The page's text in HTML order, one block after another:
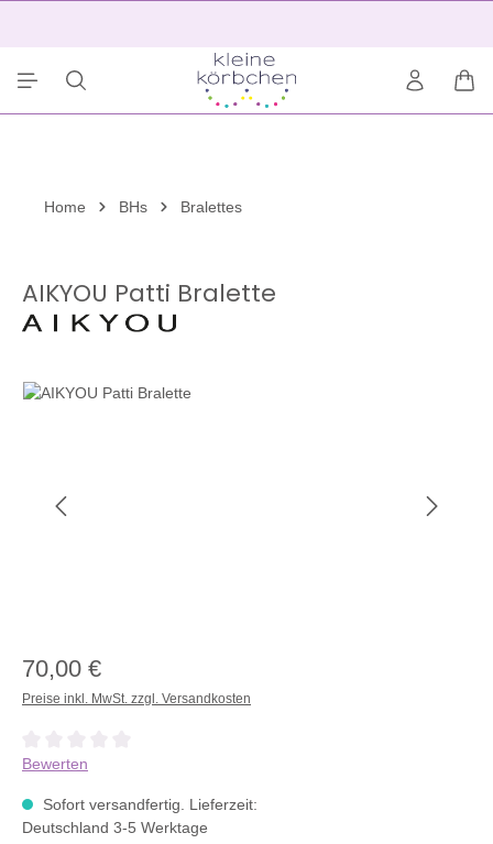
Home BHs Bralettes
AIKYOU Patti Bralette
Bildergalerie überspringen
70,00 €
Preise inkl. MwSt. zzgl. Versandkosten
Durchschnittliche Bewertung von 0 von 5 Sternen
Bewerten
Sofort versandfertig. Lieferzeit:
Deutschland 3-5 Werktage